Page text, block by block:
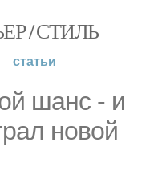
/ СТИЛЬ
статьи
шанс - и
новой